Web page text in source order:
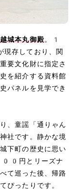
城本丸御殿。1
存しており、関
要文化財に指定さ
を紹介する資料館
パネルを見学でき
、童謡「通りゃん
社です。静かな境
下町の歴史に思い
円とリーズナ
て巡った後、帰路
ぴったりです。